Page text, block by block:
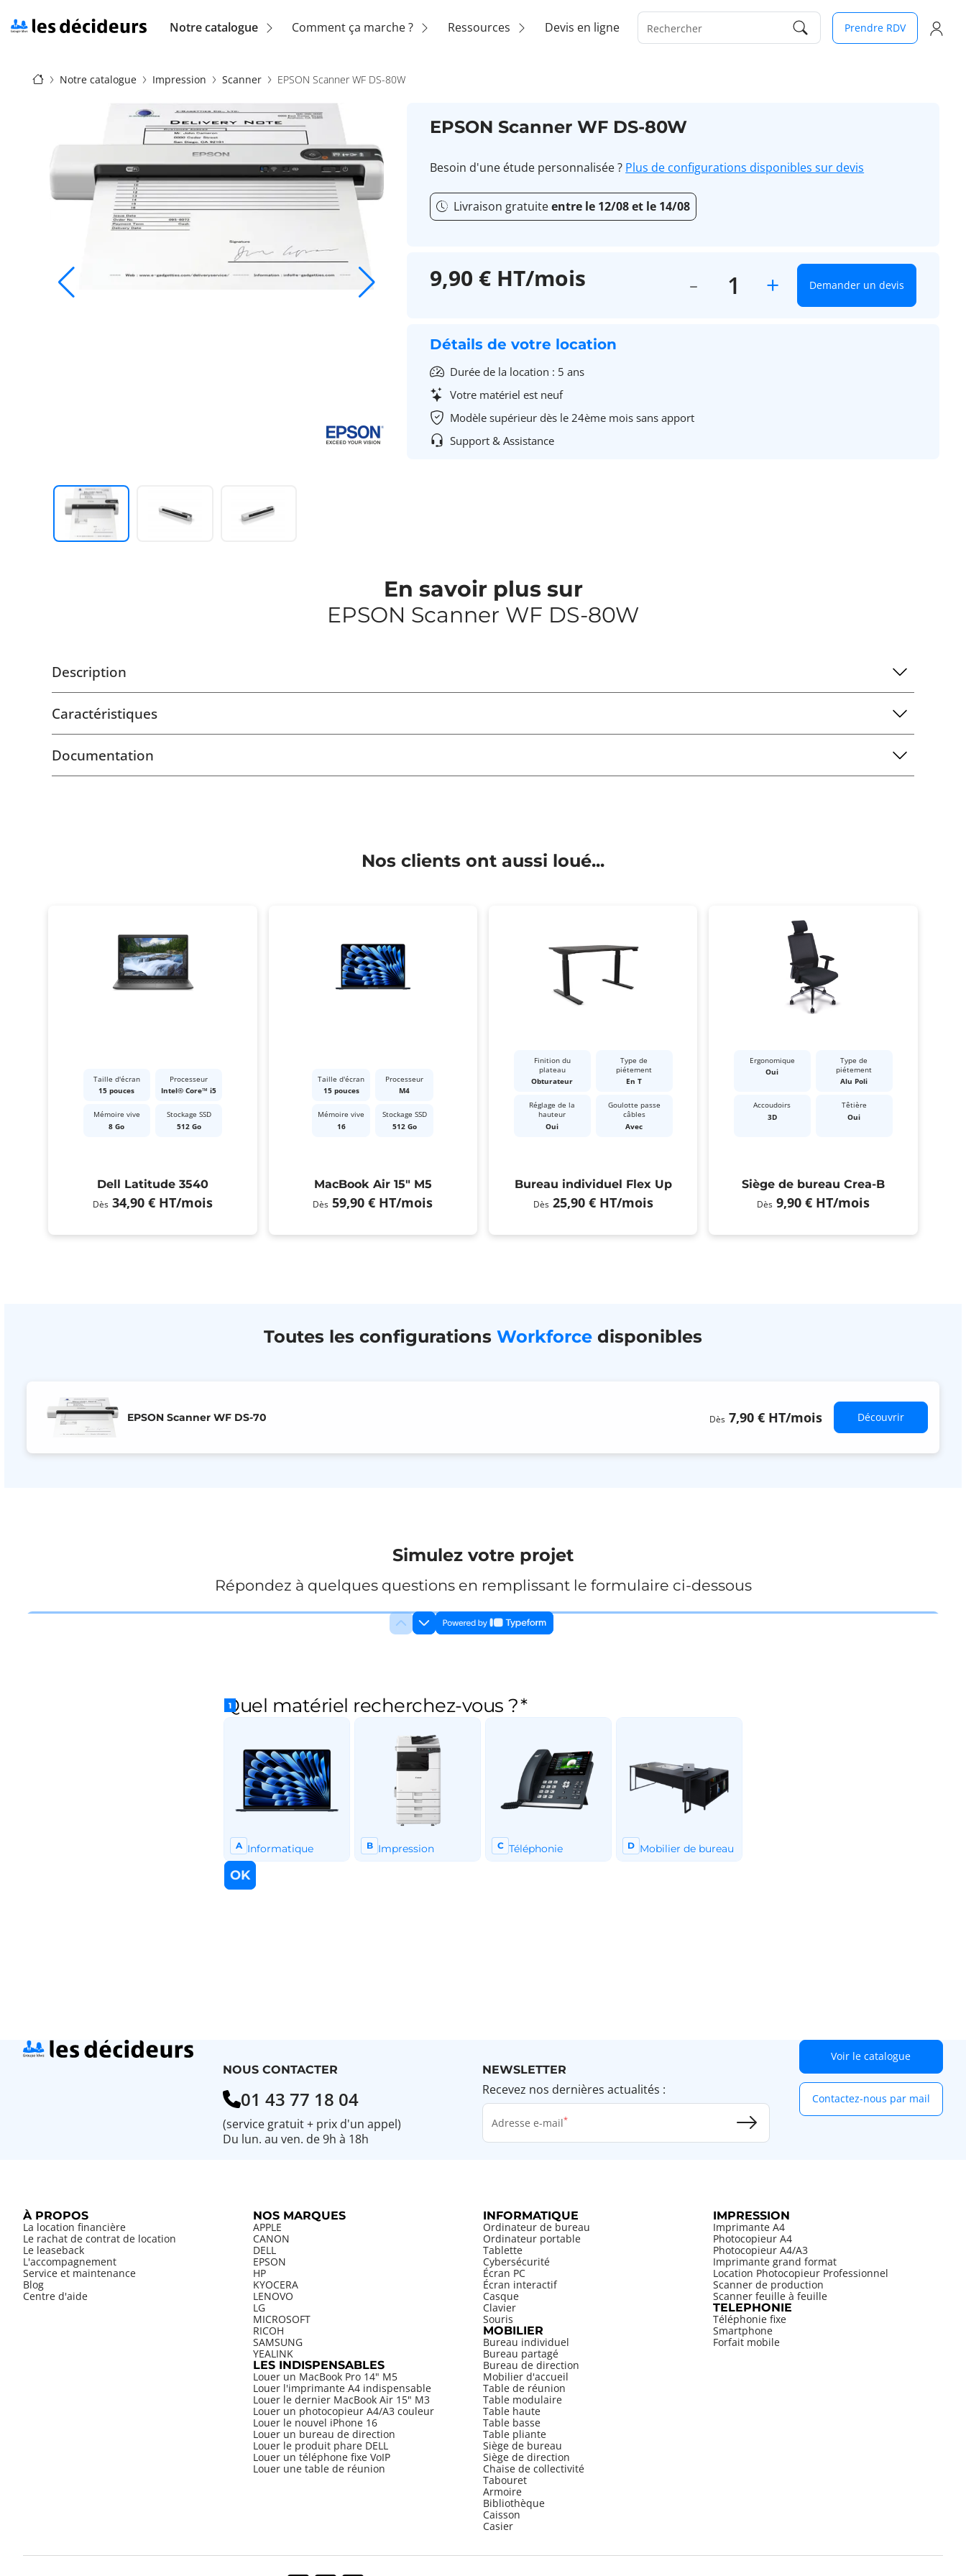
au
contenu
Navigation
(location)
Notre catalogue Comment ça marche ? Ressources Devis en ligne Rechercher Prendre RDV
Fil
Notre catalogue Impression Scanner EPSON Scanner WF DS-80W
EPSON Scanner WF DS-80W
Besoin d'une étude personnalisée ? Plus de configurations disponibles sur devis
Livraison gratuiteentre le 12/08 et le 14/08
9,90 € HT/mois + Demander un devis
Détails de votre location
Durée de la location : 5 ans
Votre matériel est neuf
Modèle supérieur dès le 24ème mois sans apport
Support & Assistance
En savoir plus sur
EPSON Scanner WF DS-80W
Description
Caractéristiques
Documentation
Nos clients ont aussi loué...
Taille d'écran
15 pouces
Processeur
Intel® Core™ i5
Mémoire vive
8 Go
Stockage SSD
512 Go
Dell Latitude 3540
Dès 34,90 € HT/mois
Taille d'écran
15 pouces
Processeur
M4
Mémoire vive
16
Stockage SSD
512 Go
MacBook Air 15" M5
Dès 59,90 € HT/mois
Finition du
plateau
Obturateur
Type de
piétement
En T
Réglage de la
hauteur
Oui
Goulotte passe
câbles
Avec
Bureau individuel Flex Up
Dès 25,90 € HT/mois
Ergonomique
Oui
Type de
piétement
Alu Poli
Accoudoirs
3D
Têtière
Oui
Siège de bureau Crea-B
Dès 9,90 € HT/mois
Toutes les configurations Workforce disponibles
EPSON Scanner WF DS-70 Dès 7,90 € HT/mois Découvrir
Simulez votre projet
Répondez à quelques questions en remplissant le formulaire ci-dessous
NOUS CONTACTER
01 43 77 18 04
(service gratuit + prix d'un appel)
Du lun. au ven. de 9h à 18h
NEWSLETTER
Recevez nos dernières actualités :
Adresse e-mail
Voir le catalogue
Contactez-nous par mail
À PROPOS
La location financière
Le rachat de contrat de location
Le leaseback
L'accompagnement
Service et maintenance
Blog
Centre d'aide
NOS MARQUES
APPLE
CANON
DELL
EPSON
HP
KYOCERA
LENOVO
LG
MICROSOFT
RICOH
SAMSUNG
YEALINK
LES INDISPENSABLES
Louer un MacBook Pro 14" M5
Louer l'imprimante A4 indispensable
Louer le dernier MacBook Air 15" M3
Louer un photocopieur A4/A3 couleur
Louer le nouvel iPhone 16
Louer un bureau de direction
Louer le produit phare DELL
Louer un téléphone fixe VoIP
Louer une table de réunion
INFORMATIQUE
Ordinateur de bureau
Ordinateur portable
Tablette
Cybersécurité
Écran PC
Écran interactif
Casque
Clavier
Souris
MOBILIER
Bureau individuel
Bureau partagé
Bureau de direction
Mobilier d'accueil
Table de réunion
Table modulaire
Table haute
Table basse
Table pliante
Siège de bureau
Siège de direction
Chaise de collectivité
Tabouret
Armoire
Bibliothèque
Caisson
Casier
IMPRESSION
Imprimante A4
Photocopieur A4
Photocopieur A4/A3
Imprimante grand format
Location Photocopieur Professionnel
Scanner de production
Scanner feuille à feuille
TELEPHONIE
Téléphonie fixe
Smartphone
Forfait mobile